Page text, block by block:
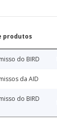
produtos
do BIRD
da AID
do BIRD